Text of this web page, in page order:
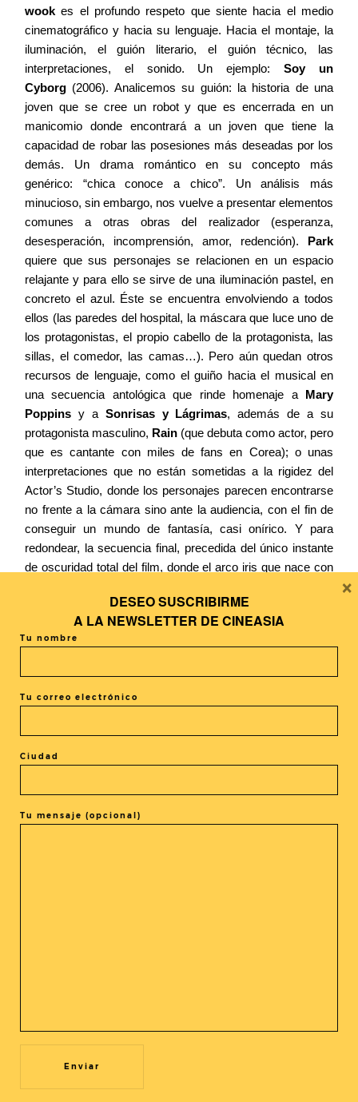
wook es el profundo respeto que siente hacia el medio
cinematográfico y hacia su lenguaje. Hacia el montaje, la
iluminación, el guión literario, el guión técnico, las
interpretaciones, el sonido. Un ejemplo:Soy un
Cyborg (2006). Analicemos su guión: la historia de una
joven que se cree un robot y que es encerrada en un
manicomio donde encontrará a un joven que tiene la
capacidad de robar las posesiones más deseadas por los
demás. Un drama romántico en su concepto más
genérico: “chica conoce a chico”. Un análisis más
minucioso, sin embargo, nos vuelve a presentar elementos
comunes a otras obras del realizador (esperanza,
desesperación, incomprensión, amor, redención). Park
quiere que sus personajes se relacionen en un espacio
relajante y para ello se sirve de una iluminación pastel, en
concreto el azul. Éste se encuentra envolviendo a todos
ellos (las paredes del hospital, la máscara que luce uno de
los protagonistas, el propio cabello de la protagonista, las
sillas, el comedor, las camas…). Pero aún quedan otros
recursos de lenguaje, como el guiño hacia el musical en
una secuencia antológica que rinde homenaje a Mary
Poppins y a Sonrisas y Lágrimas, además de a su
protagonista masculino, Rain (que debuta como actor, pero
que es cantante con miles de fans en Corea); o unas
interpretaciones que no están sometidas a la rigidez del
Actor’s Studio, donde los personajes parecen encontrarse
no frente a la cámara sino ante la audiencia, con el fin de
conseguir un mundo de fantasía, casi onírico. Y para
redondear, la secuencia final, precedida del único instante
de oscuridad total del film, donde el arco iris que nace con
decir: sí, todavía perdura la esperanza.
Y así podríamos continuar enumerando un elemento tras
wookes que es conocedor del lenguaje que utiliza. Que
aprende película a película. Y que, evidentemente, innova.
Newsletter
DESEO SUSCRIBIRME
A LA NEWSLETTER DE CINEASIA
Tu nombre
Tu correo electrónico
Ciudad
Tu mensaje (opcional)
×